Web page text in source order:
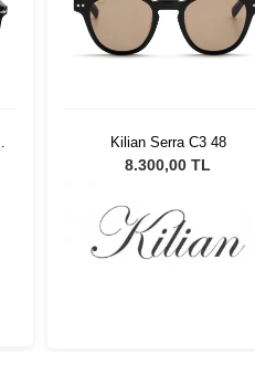
Kilian Serra C3 48
8.300,00 TL